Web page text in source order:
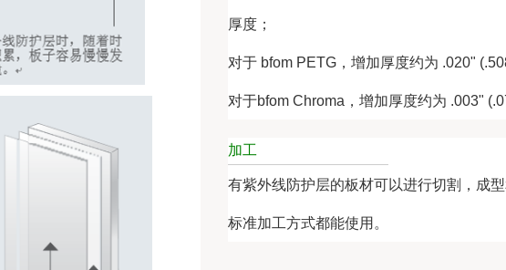
厚度；
对于 bfom PETG，增加厚度约为 .020"
对于bfom Chroma，增加厚度约为 .003"
加工
有紫外线防护层的板材可以进行切割，成
标准加工方式都能使用。